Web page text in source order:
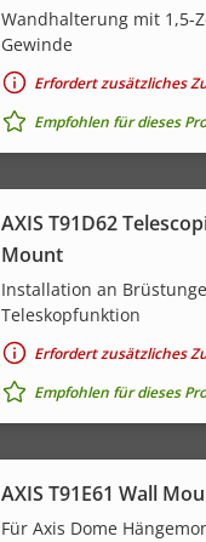
Wandhalterung mit 1,5-
Gewinde
Erfordert zusätzliches
Empfohlen für dieses
AXIS T91D62
Mount
Installation an
Teleskopfunktion
Erfordert zusätzliches
Empfohlen für dieses
AXIS T91E61 Wall
Für Axis Dome